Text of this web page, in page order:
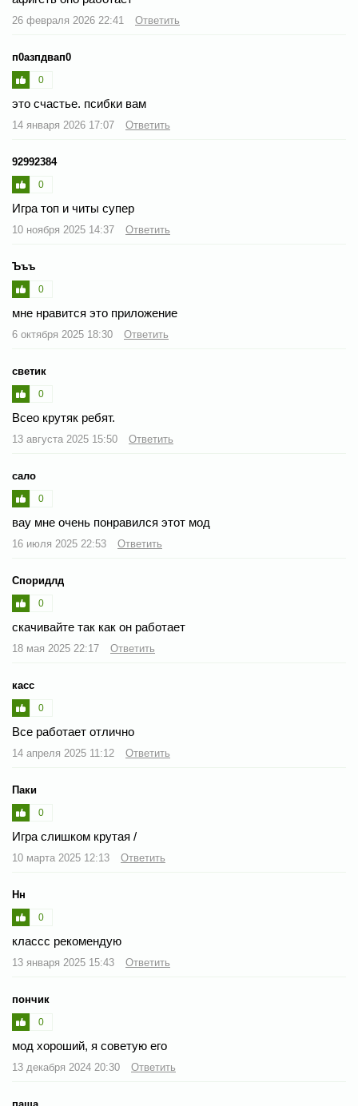
26 февраля 2026 22:41 Ответить
п0азпдвап0
0
это счастье. псибки вам
14 января 2026 17:07 Ответить
92992384
0
Игра топ и читы супер
10 ноября 2025 14:37 Ответить
Ъъъ
0
мне нравится это приложение
6 октября 2025 18:30 Ответить
светик
0
Всео крутяк ребят.
13 августа 2025 15:50 Ответить
сало
0
вау мне очень понравился этот мод
16 июля 2025 22:53 Ответить
Споридлд
0
скачивайте так как он работает
18 мая 2025 22:17 Ответить
касс
0
Все работает отлично
14 апреля 2025 11:12 Ответить
Паки
0
Игра слишком крутая /
10 марта 2025 12:13 Ответить
Нн
0
классс рекомендую
13 января 2025 15:43 Ответить
пончик
0
мод хороший, я советую его
13 декабря 2024 20:30 Ответить